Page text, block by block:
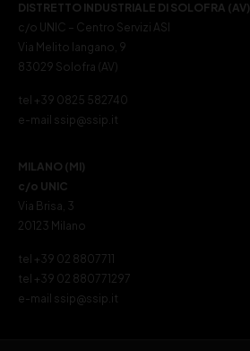
DISTRETTO INDUSTRIALE DI SOLOFRA (AV)
c/o UNIC – Centro Servizi ASI
Via Melito Iangano, 9
83029 Solofra (AV)
tel +39 0825 582740
e-mail ssip@ssip.it
MILANO (MI)
c/o UNIC
Via Brisa, 3
20123 Milano
tel +39 02 8807711
tel +39 02 880771297
e-mail ssip@ssip.it